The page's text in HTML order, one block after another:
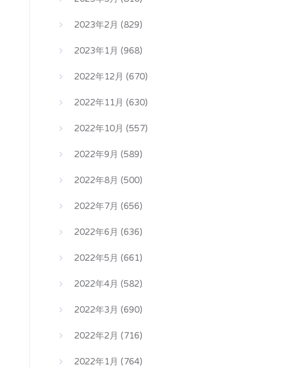
2023年2月 (829)
2023年1月 (968)
2022年12月 (670)
2022年11月 (630)
2022年10月 (557)
2022年9月 (589)
2022年8月 (500)
2022年7月 (656)
2022年6月 (636)
2022年5月 (661)
2022年4月 (582)
2022年3月 (690)
2022年2月 (716)
2022年1月 (764)